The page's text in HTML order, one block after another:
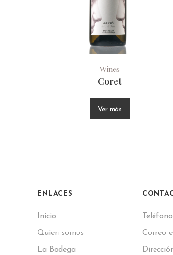
Wines
Coret
Ver más
ENLACES
Inicio
Quien somos
La Bodega
Teléfono:
Correo